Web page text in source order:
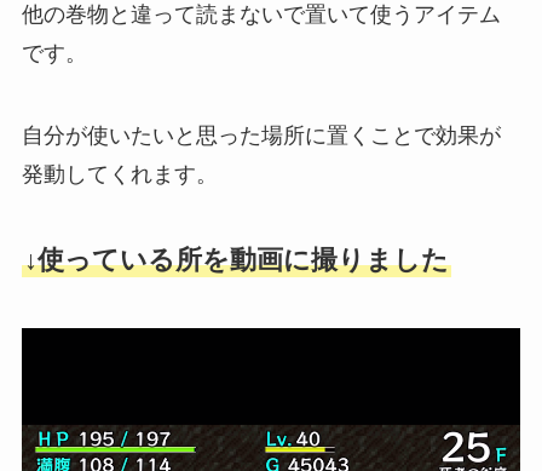
他の巻物と違って読まないで置いて使うアイテム
です。
自分が使いたいと思った場所に置くことで効果が
発動してくれます。
↓使っている所を動画に撮りました